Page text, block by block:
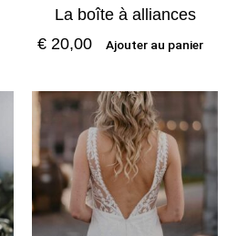
La boîte à alliances
€ 20,00 Ajouter au panier